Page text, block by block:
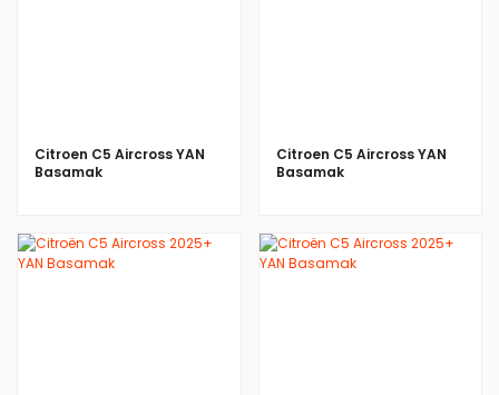
Citroen C5 Aircross YAN
Basamak
Citroen C5 Aircross YAN
Basamak